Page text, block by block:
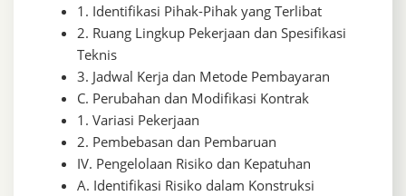
1. Identifikasi Pihak-Pihak yang Terlibat
2. Ruang Lingkup Pekerjaan dan Spesifikasi
Teknis
3. Jadwal Kerja dan Metode Pembayaran
C. Perubahan dan Modifikasi Kontrak
1. Variasi Pekerjaan
2. Pembebasan dan Pembaruan
IV. Pengelolaan Risiko dan Kepatuhan
A. Identifikasi Risiko dalam Konstruksi